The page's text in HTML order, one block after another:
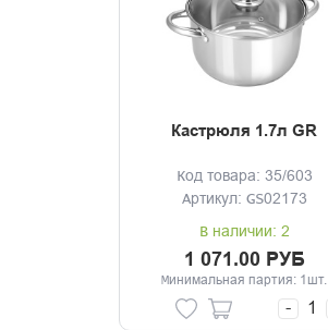
Кастрюля 1.7л GR
Код товара: 35/603
Артикул: GS02173
В наличии: 2
1 071.00 РУБ
Минимальная партия: 1шт.
-